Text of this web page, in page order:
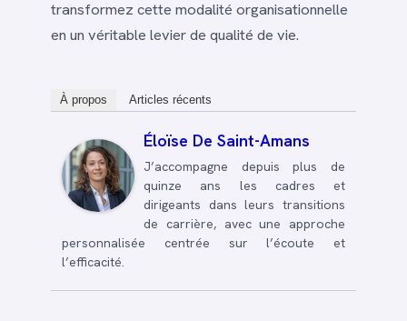
transformez cette modalité organisationnelle
en un véritable levier de qualité de vie.
À propos Articles récents
Éloïse De Saint-Amans
J’accompagne depuis plus de
quinze ans les cadres et
dirigeants dans leurs transitions
de carrière, avec une approche
personnalisée centrée sur l’écoute et
l’efficacité.